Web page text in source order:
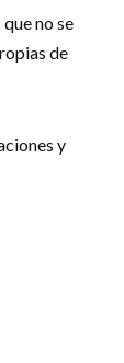
no se
de
y